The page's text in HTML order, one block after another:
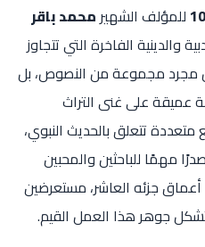
للمؤلف الشهير محمد باقر
والدينية الفاخرة التي تتجاوز
مجرد مجموعة من النصوص، بل
على غنى التراث
متعددة تتعلق بالحديث النبوي،
مهمًا للباحثين والمحبين
جزئه العاشر، مستعرضين
تشكل جوهر هذا العمل القيم.